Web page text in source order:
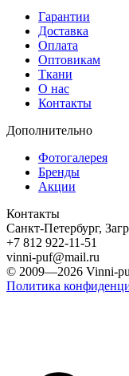
Гарантии
Доставка
Оплата
Оптовикам
Ткани
О нас
Контакты
Дополнительно
Фотогалерея
Бренды
Акции
Контакты
Санкт-Петербург,
+7 812 922-11-51
vinni-puf@mail.ru
© 2009—2026 Vinni-
Политика